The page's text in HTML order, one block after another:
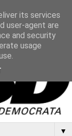
▼
its services
user-agent are
and security
usage